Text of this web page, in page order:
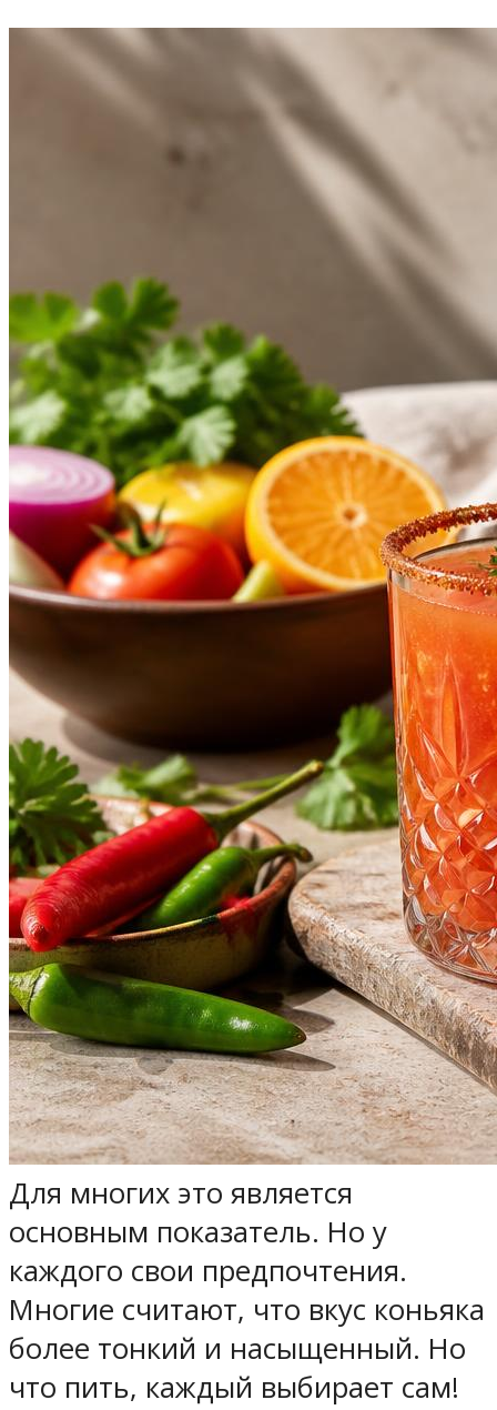
Для многих это является
основным показатель. Но у
каждого свои предпочтения.
Многие считают, что вкус коньяка
более тонкий и насыщенный. Но
что пить, каждый выбирает сам!